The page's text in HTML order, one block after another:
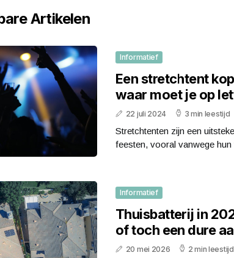
Artikelen
Informatief
Een stretchtent
waar moet je op
22 juli 2024 3 min leestijd
Stretchtenten zijn een
feesten, vooral vanwege hun
Informatief
Thuisbatterij in
of toch een dure
20 mei 2026 2 min leestijd